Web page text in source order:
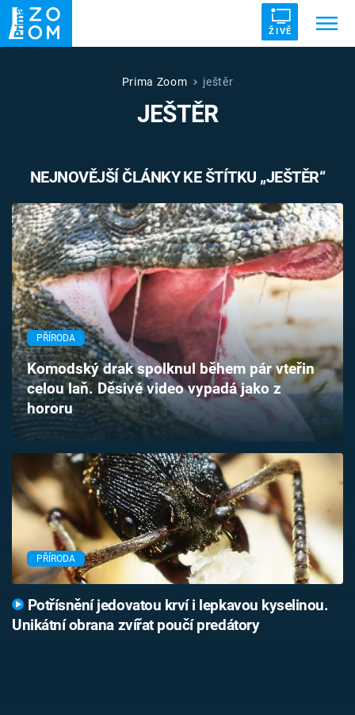
ŽIVĚ
UFO DRUHÁ SVĚTOVÁ VÁLKA
VETŘELCI DÁVNOVĚKU
Témata
Témata
Pořady
TV Program
Časopis
Sledujte prima+
Přihlášení
Sledujte nás
Prima Zoom ještěr
JEŠTĚR
NEJNOVĚJŠÍ ČLÁNKY KE ŠTÍTKU „JEŠTĚR“
PŘÍRODA
Komodský drak spolknul během pár vteřin
celou laň. Děsivé video vypadá jako z
hororu
PŘÍRODA
Potřísnění jedovatou krví i lepkavou kyselinou.
Unikátní obrana zvířat poučí predátory